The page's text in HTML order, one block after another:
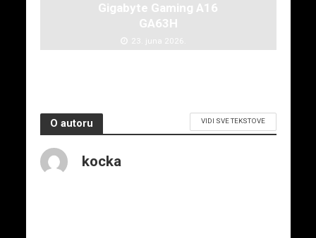
Gigabyte Gaming A16
GA63H
23. juna 2026.
O autoru VIDI SVE TEKSTOVE
kocka